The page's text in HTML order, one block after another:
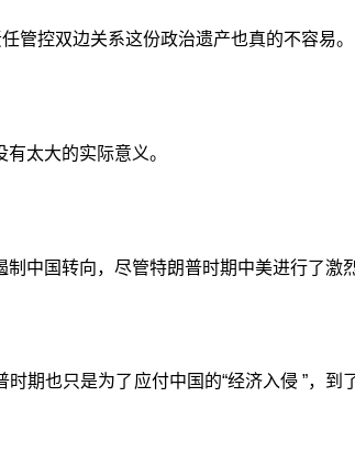
管控双边关系这份政治遗产也真的不容易。
太大的实际意义。
中国转向，尽管特朗普时期中美进行了激
期也只是为了应付中国的“经济入侵 ”，到